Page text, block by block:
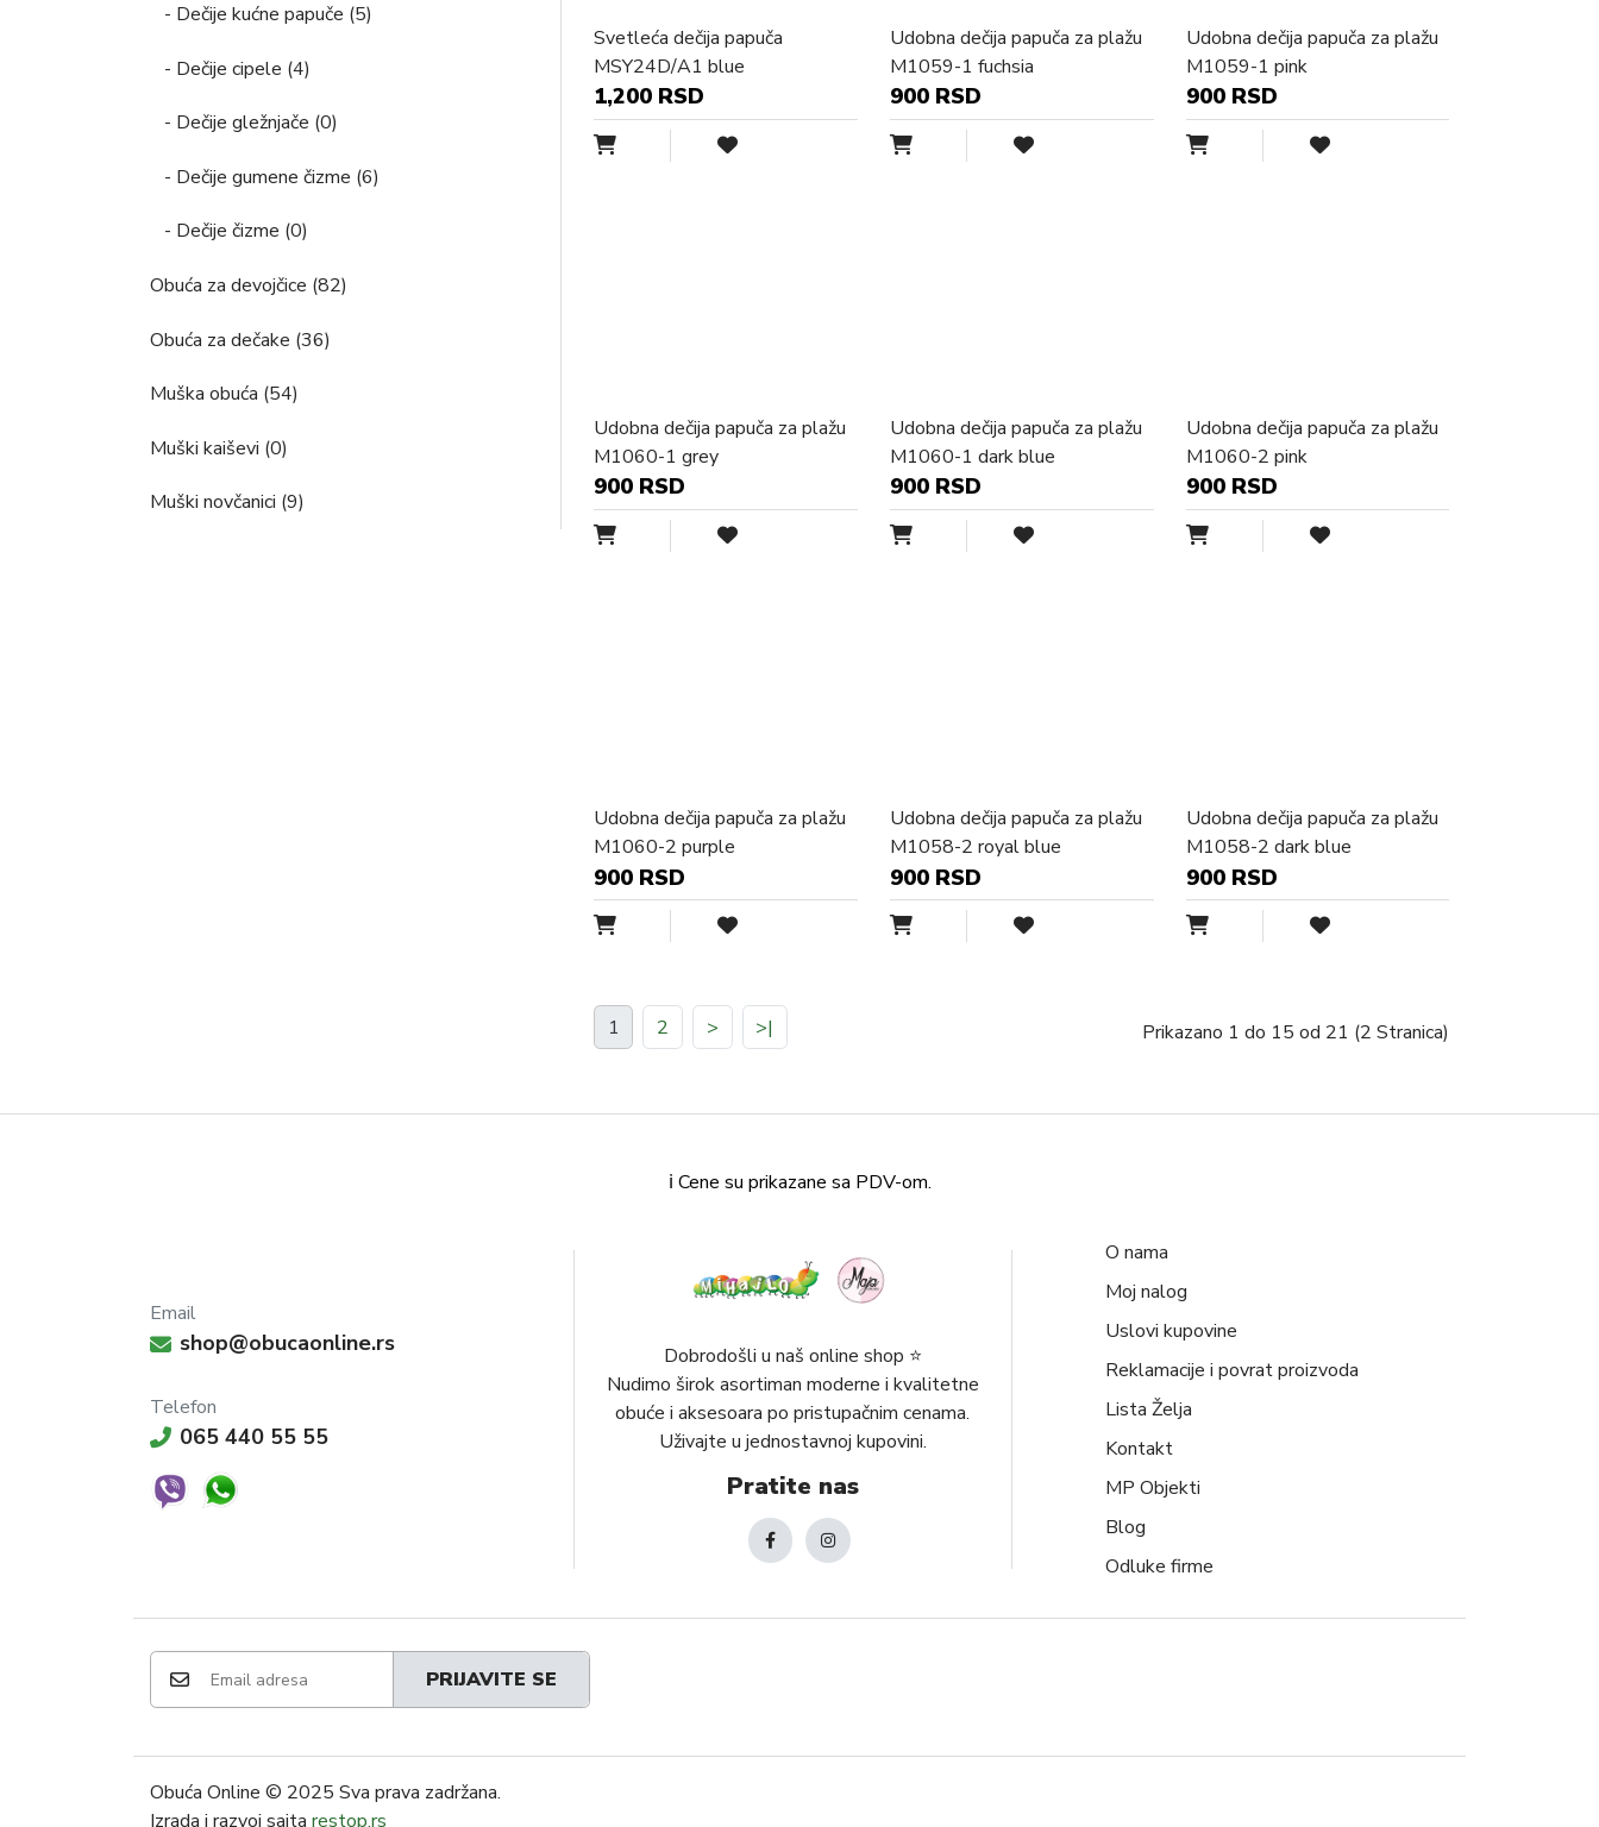
- Dečije kućne papuče (5)
- Dečije cipele (4)
- Dečije gležnjače (0)
- Dečije gumene čizme (6)
- Dečije čizme (0)
Obuća za devojčice (82)
Obuća za dečake (36)
Muška obuća (54)
Muški kaiševi (0)
Muški novčanici (9)
Svetleća dečija papuča
MSY24D/A1 blue
1,200 RSD
Udobna dečija papuča za plažu
M1059-1 fuchsia
900 RSD
Udobna dečija papuča za plažu
M1059-1 pink
900 RSD
Udobna dečija papuča za plažu
M1060-1 grey
900 RSD
Udobna dečija papuča za plažu
M1060-1 dark blue
900 RSD
Udobna dečija papuča za plažu
M1060-2 pink
900 RSD
Udobna dečija papuča za plažu
M1060-2 purple
900 RSD
Udobna dečija papuča za plažu
M1058-2 royal blue
900 RSD
Udobna dečija papuča za plažu
M1058-2 dark blue
900 RSD
1 2 > >| Prikazano 1 do 15 od 21 (2 Stranica)
ℹ️ Cene su prikazane sa PDV-om.
Email
shop@obucaonline.rs
Telefon
065 440 55 55
Dobrodošli u naš online shop ⭐️
Nudimo širok asortiman moderne i kvalitetne
obuće i aksesoara po pristupačnim cenama.
Uživajte u jednostavnoj kupovini.
Pratite nas
O nama
Moj nalog
Uslovi kupovine
Reklamacije i povrat proizvoda
Lista Želja
Kontakt
MP Objekti
Blog
Odluke firme
PRIJAVITE SE
Obuća Online © 2025 Sva prava zadržana.
Izrada i razvoj sajta restop.rs